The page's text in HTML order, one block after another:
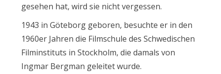
gesehen hat, wird sie nicht vergessen.
1943 in Göteborg geboren, besuchte er in den
1960er Jahren die Filmschule des Schwedischen
Filminstituts in Stockholm, die damals von
Ingmar Bergman geleitet wurde.